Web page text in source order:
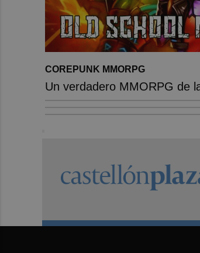
COREPUNK MMORPG
Un verdadero MMORPG de